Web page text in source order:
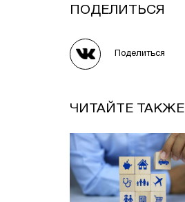
ПОДЕЛИТЬСЯ
Поделиться
ЧИТАЙТЕ ТАКЖЕ